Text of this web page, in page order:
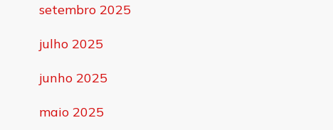
setembro 2025
julho 2025
junho 2025
maio 2025